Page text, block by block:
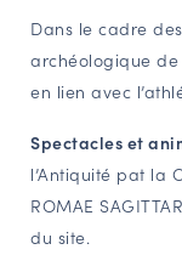
Comité d'Histoire
Service
Dans le cadre
archéologique
en lien avec
Spectacles et
l’Antiquité pat la
ROMAE
du site.